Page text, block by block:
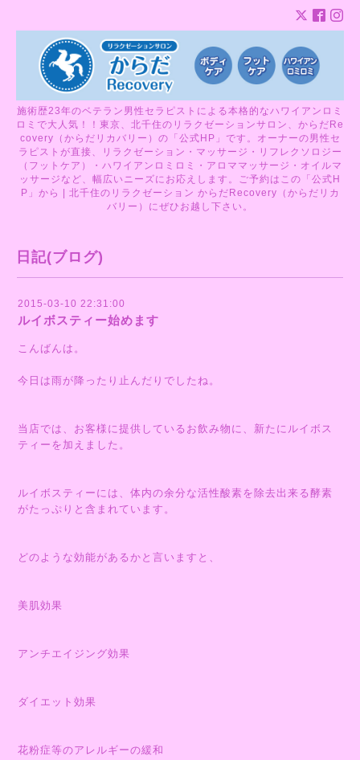
施術歴23年のベテラン男性セラピストによる本格的なハワイアンロミ
ロミで大人気！！東京、北千住のリラクゼーションサロン、からだRe
covery（からだリカバリー）の「公式HP」です。オーナーの男性セ
ラピストが直接、リラクゼーション・マッサージ・リフレクソロジー
（フットケア）・ハワイアンロミロミ・アロママッサージ・オイルマ
ッサージなど、幅広いニーズにお応えします。ご予約はこの「公式H
P」から | 北千住のリラクゼーション からだRecovery（からだリカ
バリー）にぜひお越し下さい。
日記(ブログ)
2015-03-10 22:31:00
ルイボスティー始めます
こんばんは。
今日は雨が降ったり止んだりでしたね。
当店では、お客様に提供しているお飲み物に、新たにルイボス
ティーを加えました。
ルイボスティーには、体内の余分な活性酸素を除去出来る酵素
がたっぷりと含まれています。
どのような効能があるかと言いますと、
美肌効果
アンチエイジング効果
ダイエット効果
花粉症等のアレルギーの緩和